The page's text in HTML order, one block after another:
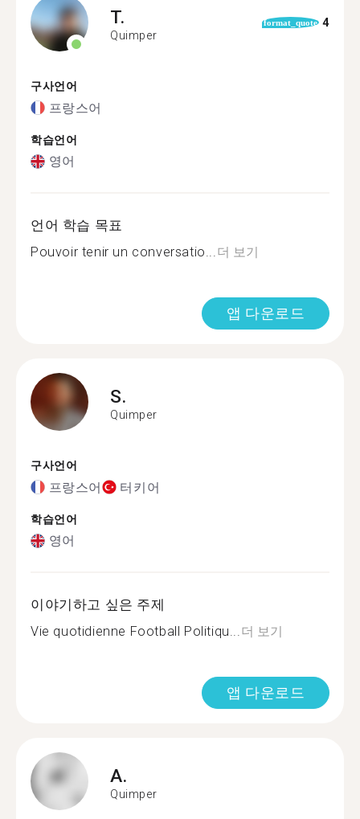
T.
Quimper
format_quote 4
구사언어
프랑스어
학습언어
영어
언어 학습 목표
Pouvoir tenir un conversatio...더 보기
앱 다운로드
S.
Quimper
구사언어
프랑스어 터키어
학습언어
영어
이야기하고 싶은 주제
Vie quotidienne Football Politiqu...더 보기
앱 다운로드
A.
Quimper